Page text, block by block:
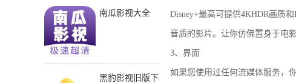
南瓜影视大全
黑豹影视旧版下
Disney+最高可提供4KHDR画质
音质的影片。让你仿佛置身于电影
3、界面
如果您使用过任何流媒体服务，